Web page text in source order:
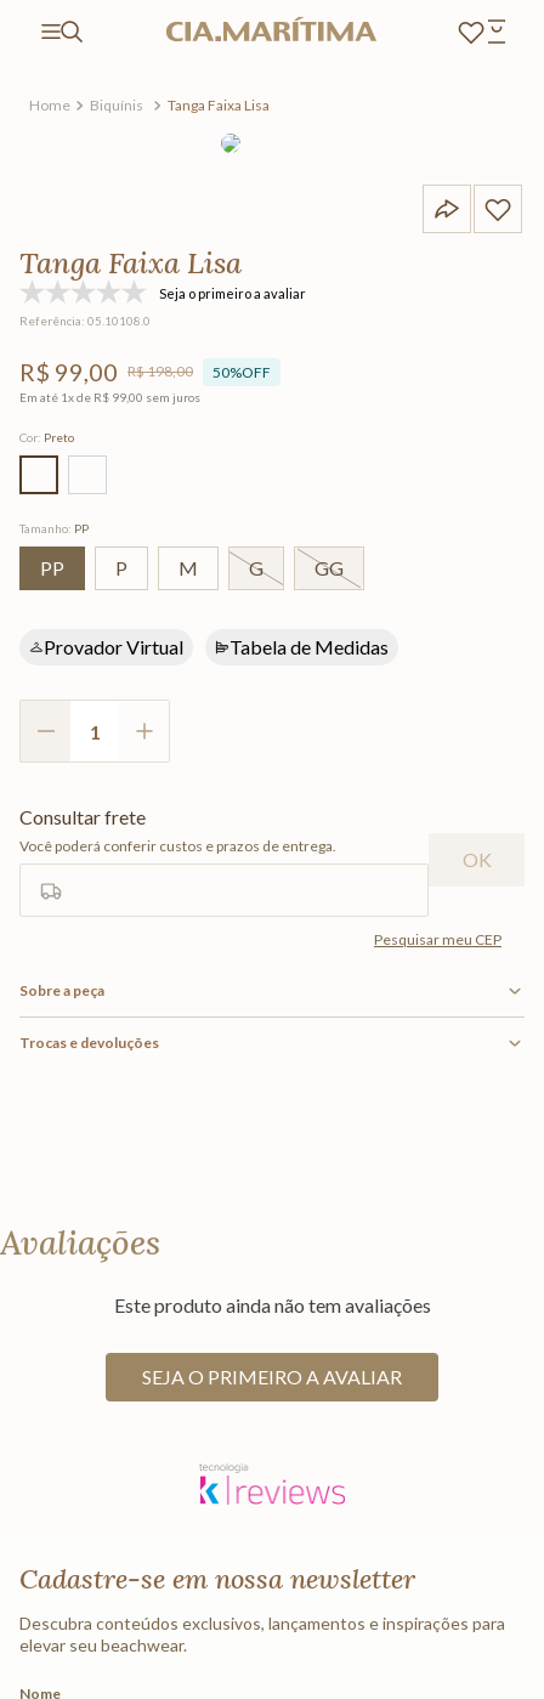
Biquínis Tanga Faixa Lisa
Tanga Faixa Lisa
Seja o primeiro a avaliar
Referência: 05.10108.0
R$ 99,00 R$198,00 50%OFF
Em até 1x de R$ 9900 sem juros
Cor: Preto
Tamanho: PP
PP P M G GG
Provador Virtual Tabela de Medidas
Sobre a peça
Trocas e devoluções
Avaliações
Este produto ainda não tem avaliações
SEJA O PRIMEIRO A AVALIAR
Cadastre-se em nossa newsletter
Descubra conteúdos exclusivos, lançamentos e inspirações para
elevar seu beachwear.
Nome